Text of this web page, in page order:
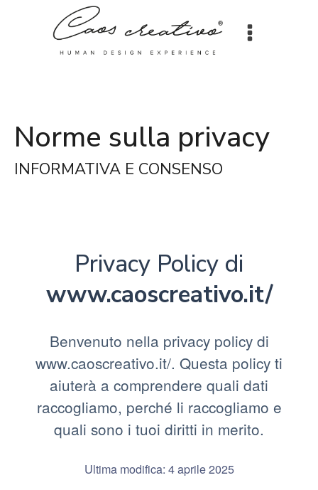
Norme sulla privacy
INFORMATIVA E CONSENSO
Privacy Policy di
www.caoscreativo.it/
Benvenuto nella privacy policy di
www.caoscreativo.it/. Questa policy ti
aiuterà a comprendere quali dati
raccogliamo, perché li raccogliamo e
quali sono i tuoi diritti in merito.
Ultima modifica: 4 aprile 2025